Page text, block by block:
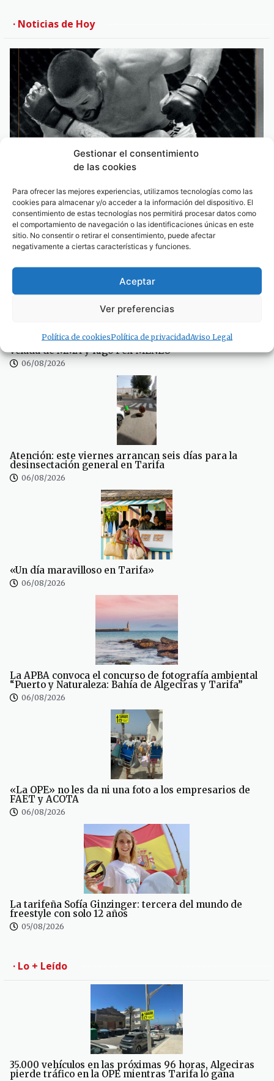
Gestionar el consentimiento
de las cookies
Para ofrecer las mejores experiencias, utilizamos tecnologías como las
cookies para almacenar y/o acceder a la información del dispositivo. El
consentimiento de estas tecnologías nos permitirá procesar datos como
el comportamiento de navegación o las identificaciones únicas en este
sitio. No consentir o retirar el consentimiento, puede afectar
negativamente a ciertas características y funciones.
Aceptar
Ver preferencias
Política de cookiesPolítica de privacidadAviso Legal
· Noticias de Hoy
Este sábado deporte y música con una espectacular velada
de MMA y Rigo Pex-MENEO
Este sábado deporte y música con una espectacular
velada de MMA y Rigo Pex-MENEO
06/08/2026
Atención: este viernes arrancan seis días para la
desinsectación general en Tarifa
06/08/2026
«Un día maravilloso en Tarifa»
06/08/2026
La APBA convoca el concurso de fotografía ambiental
“Puerto y Naturaleza: Bahía de Algeciras y Tarifa”
06/08/2026
«La OPE» no les da ni una foto a los empresarios de
FAET y ACOTA
06/08/2026
La tarifeña Sofía Ginzinger: tercera del mundo de
freestyle con solo 12 años
05/08/2026
· Lo + Leído
35.000 vehículos en las próximas 96 horas, Algeciras
pierde tráfico en la OPE mientras Tarifa lo gana